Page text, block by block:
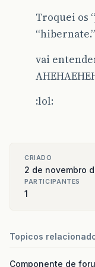
Troquei os
vai
:lol:
CRIADO
2 de novembro
PARTICIPANTES
1
Topicos
Componente de